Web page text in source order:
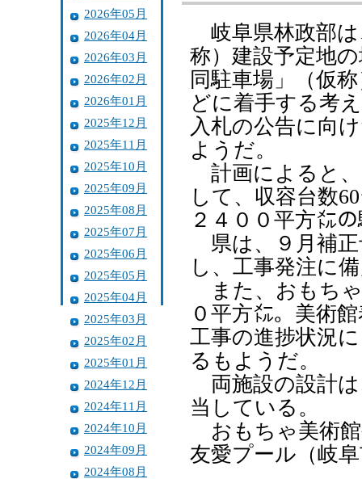
2026年05月
2026年04月
2026年03月
2026年02月
2026年01月
2025年12月
2025年11月
2025年10月
2025年09月
2025年08月
2025年07月
2025年06月
2025年05月
2025年04月
2025年03月
2025年02月
2025年01月
2024年12月
2024年11月
2024年10月
2024年09月
2024年08月
岐阜県林政部は
称）建設予定地
同駐車場」（仮
どに着手する考
入札の公告に向
ようだ。
計画によると、
して、収容台数
２４００平方㍍
県は、９月補正
し、工事発注に
また、おもちゃ
０平方㍍。美術
工事の進捗状況
るもようだ。
両施設の設計は
当している。
おもちゃ美術館
友愛プール（岐